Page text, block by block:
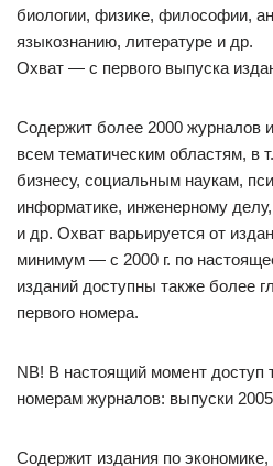
биологии, физике, философии,
языкознанию, литературе и др.
Охват — с первого выпуска
Содержит более 2000 журналов
всем тематическим областям, в
бизнесу, социальным наукам,
информатике, инженерному
и др. Охват варьируется от
минимум — с 2000 г. по
изданий доступны также более
первого номера.
NB! В настоящий момент доступ
номерам журналов: выпуски 2005
Содержит издания по